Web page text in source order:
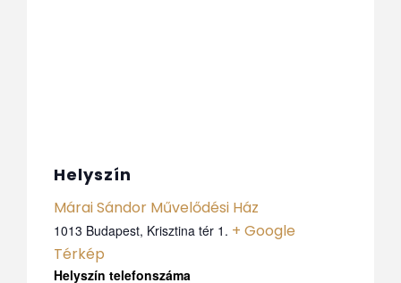
Helyszín
Márai Sándor Művelődési Ház
1013 Budapest, Krisztina tér 1. + Google
Térkép